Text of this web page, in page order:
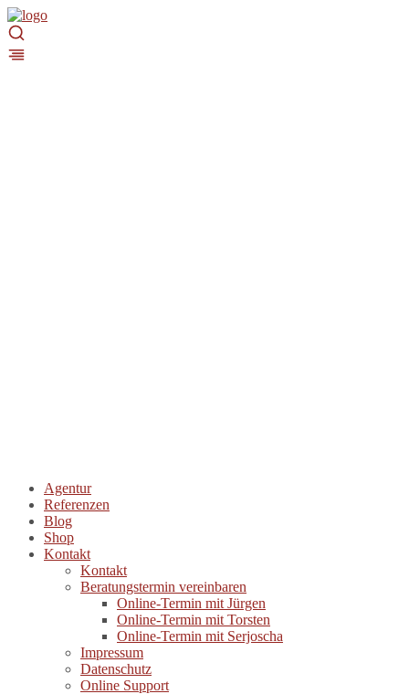
Agentur
Referenzen
Blog
Shop
Kontakt
Kontakt
Beratungstermin vereinbaren
Online-Termin mit Jürgen
Online-Termin mit Torsten
Online-Termin mit Serjoscha
Impressum
Datenschutz
Online Support